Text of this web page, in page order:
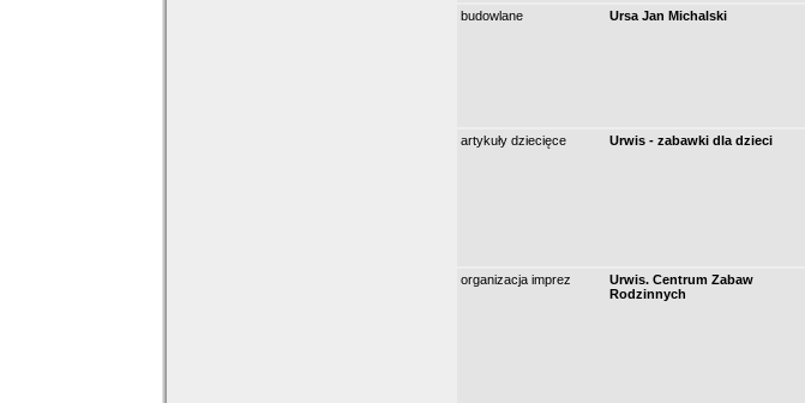
budowlane
Ursa Jan Michalski
artykuły dziecięce
Urwis - zabawki dla dzieci
organizacja imprez
Urwis. Centrum Zabaw
Rodzinnych